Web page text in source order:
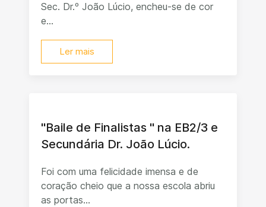
Sec. Dr.º João Lúcio, encheu-se de cor
e...
Ler mais
"Baile de Finalistas " na EB2/3 e
Secundária Dr. João Lúcio.
Foi com uma felicidade imensa e de
coração cheio que a nossa escola abriu
as portas...